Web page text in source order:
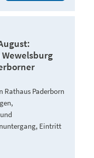
Rathaus Paderborn
Eintritt